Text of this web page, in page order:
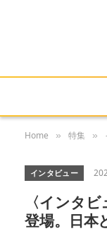
Home » 特集 »
インタビュー
〈インタ
登場。日本